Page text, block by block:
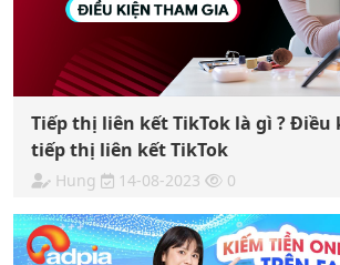
Tiếp thị liên kết TikTok là gì ? Điều
tiếp thị liên kết TikTok
Hung 14-08-2023 0